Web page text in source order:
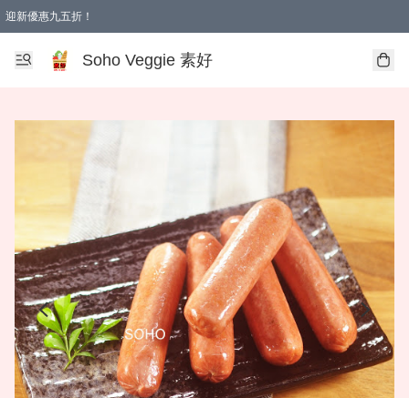
迎新優惠九五折！
Soho Veggie 素好